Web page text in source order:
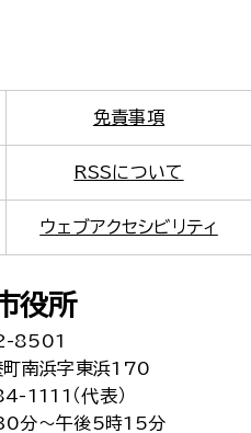
免責事項
RSSについて
ウェブアクセシビリティ
役所
8501
町南浜字東浜170
（代表）
分～午後5時15分